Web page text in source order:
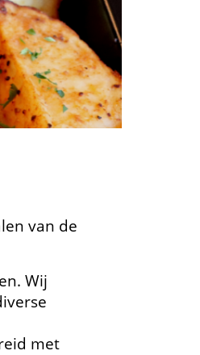
van de
Wij
met